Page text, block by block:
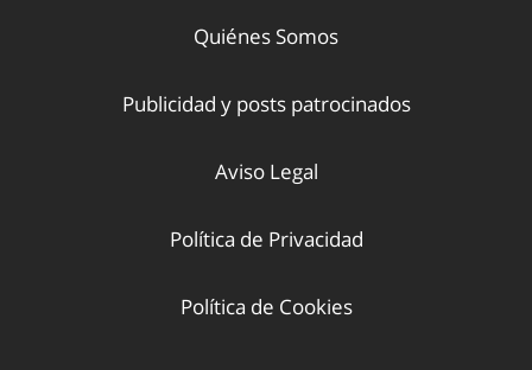
Quiénes Somos
Publicidad y posts patrocinados
Aviso Legal
Política de Privacidad
Política de Cookies